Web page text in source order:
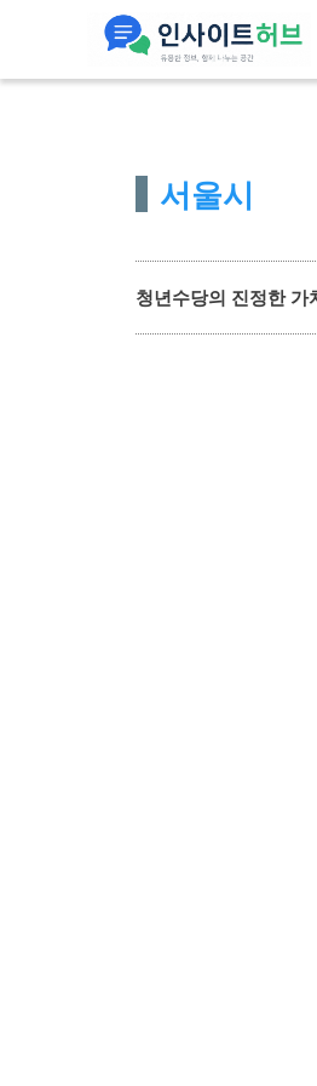
서울시
청년수당의 진정한